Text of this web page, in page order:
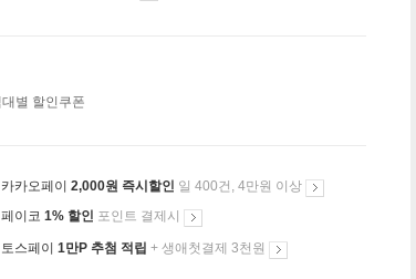
별 할인쿠폰
카카오페이 2,000원 즉시할인 일 400건, 4만원 이상
페이코 1% 할인 포인트 결제시
토스페이 1만P 추첨 적립 + 생애첫결제 3천원